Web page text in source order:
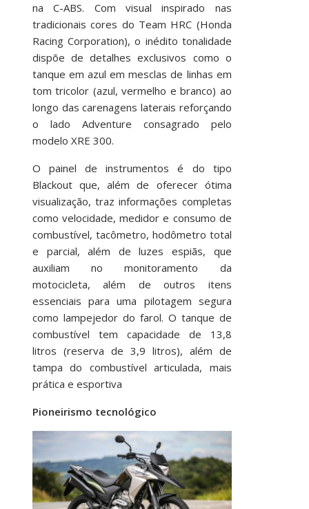
na C-ABS. Com visual inspirado nas
tradicionais cores do Team HRC (Honda
Racing Corporation), o inédito tonalidade
dispõe de detalhes exclusivos como o
tanque em azul em mesclas de linhas em
tom tricolor (azul, vermelho e branco) ao
longo das carenagens laterais reforçando
o lado Adventure consagrado pelo
modelo XRE 300.
O painel de instrumentos é do tipo
Blackout que, além de oferecer ótima
visualização, traz informações completas
como velocidade, medidor e consumo de
combustível, tacômetro, hodômetro total
e parcial, além de luzes espiãs, que
auxiliam no monitoramento da
motocicleta, além de outros itens
essenciais para uma pilotagem segura
como lampejedor do farol. O tanque de
combustível tem capacidade de 13,8
litros (reserva de 3,9 litros), além de
tampa do combustível articulada, mais
prática e esportiva
Pioneirismo tecnológico